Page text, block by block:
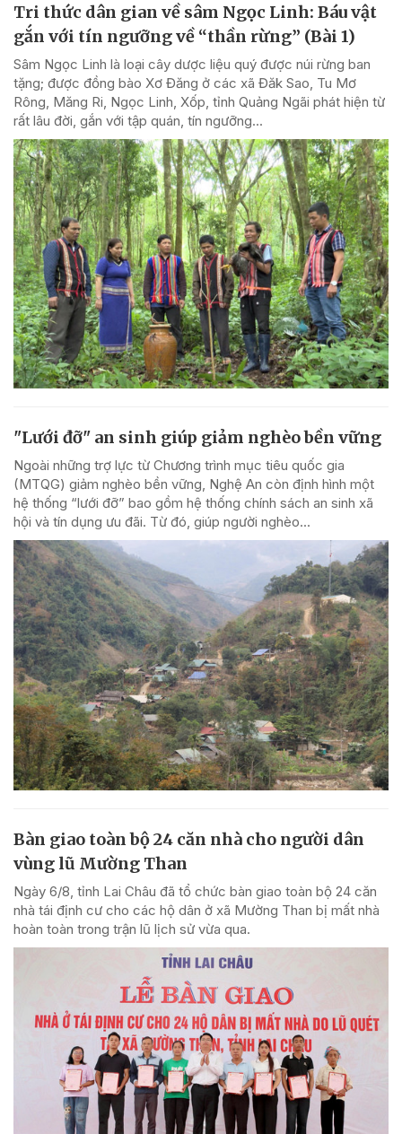
Tri thức dân gian về sâm Ngọc Linh: Báu vật
gắn với tín ngưỡng về “thần rừng” (Bài 1)
Sâm Ngọc Linh là loại cây dược liệu quý được núi rừng ban
tặng; được đồng bào Xơ Đăng ở các xã Đăk Sao, Tu Mơ
Rông, Măng Ri, Ngọc Linh, Xốp, tỉnh Quảng Ngãi phát hiện từ
rất lâu đời, gắn với tập quán, tín ngưỡng...
"Lưới đỡ" an sinh giúp giảm nghèo bền vững
Ngoài những trợ lực từ Chương trình mục tiêu quốc gia
(MTQG) giảm nghèo bền vững, Nghệ An còn định hình một
hệ thống “lưới đỡ” bao gồm hệ thống chính sách an sinh xã
hội và tín dụng ưu đãi. Từ đó, giúp người nghèo...
Bàn giao toàn bộ 24 căn nhà cho người dân
vùng lũ Mường Than
Ngày 6/8, tỉnh Lai Châu đã tổ chức bàn giao toàn bộ 24 căn
nhà tái định cư cho các hộ dân ở xã Mường Than bị mất nhà
hoàn toàn trong trận lũ lịch sử vừa qua.